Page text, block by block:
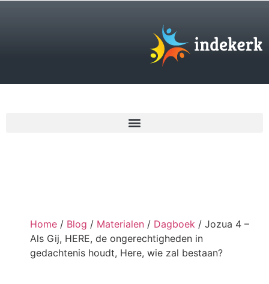
Home / Blog / Materialen / Dagboek / Jozua 4 –
Als Gij, HERE, de ongerechtigheden in
gedachtenis houdt, Here, wie zal bestaan?